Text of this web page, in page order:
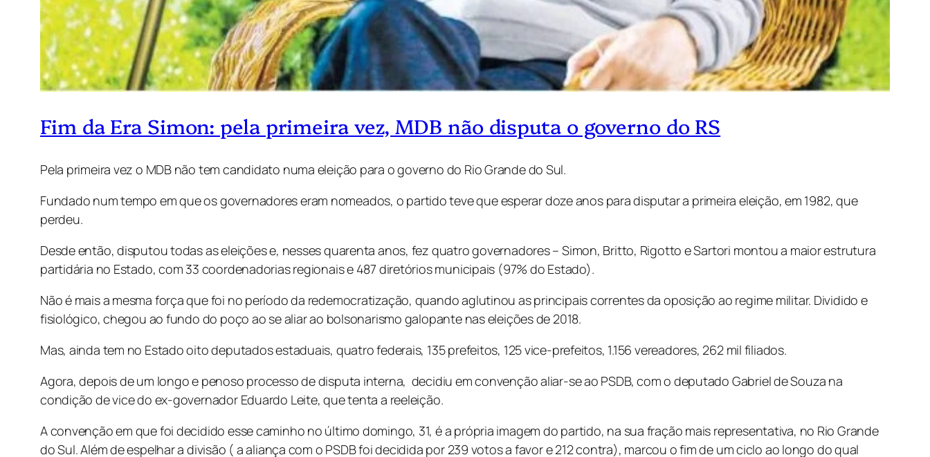
Fim da Era Simon: pela primeira vez, MDB não disputa o governo do RS
Pela primeira vez o MDB não tem candidato numa eleição para o governo do Rio Grande do Sul.
Fundado num tempo em que os governadores eram nomeados, o partido teve que esperar doze anos para disputar a primeira eleição, em 1982, que
perdeu.
Desde então, disputou todas as eleições e, nesses quarenta anos, fez quatro governadores – Simon, Britto, Rigotto e Sartori montou a maior estrutura
partidária no Estado, com 33 coordenadorias regionais e 487 diretórios municipais (97% do Estado).
Não é mais a mesma força que foi no período da redemocratização, quando aglutinou as principais correntes da oposição ao regime militar. Dividido e
fisiológico, chegou ao fundo do poço ao se aliar ao bolsonarismo galopante nas eleições de 2018.
Mas, ainda tem no Estado oito deputados estaduais, quatro federais, 135 prefeitos, 125 vice-prefeitos, 1.156 vereadores, 262 mil filiados.
Agora, depois de um longo e penoso processo de disputa interna, decidiu em convenção aliar-se ao PSDB, com o deputado Gabriel de Souza na
condição de vice do ex-governador Eduardo Leite, que tenta a reeleição.
A convenção em que foi decidido esse caminho no último domingo, 31, é a própria imagem do partido, na sua fração mais representativa, no Rio Grande
do Sul. Além de espelhar a divisão ( a aliança com o PSDB foi decidida por 239 votos a favor e 212 contra), marcou o fim de um ciclo ao longo do qual